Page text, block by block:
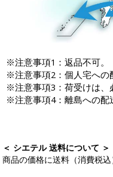
※注意事項1：返品不可。
※注意事項2：個人宅への
※注意事項3：荷受けは、
※注意事項4：離島への配
＜ シエテル 送料について ＞
商品の価格に送料（消費税込